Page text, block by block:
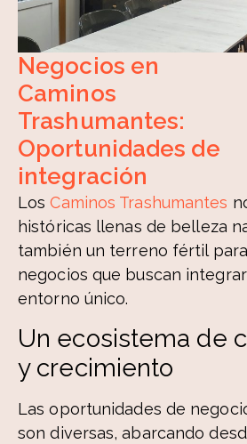
Negocios en
Caminos
Trashumantes:
Oportunidades de
integración
Los Caminos Trashumantes
históricas llenas de belleza
también un terreno fértil
negocios que buscan
entorno único.
Un ecosistema de
y crecimiento
Las oportunidades de
son diversas, abarcando